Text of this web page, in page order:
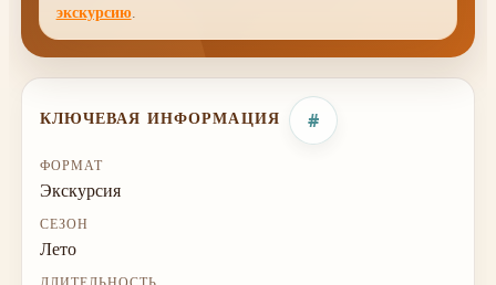
экскурсию.
КЛЮЧЕВАЯ ИНФОРМАЦИЯ #
ФОРМАТ
Экскурсия
СЕЗОН
Лето